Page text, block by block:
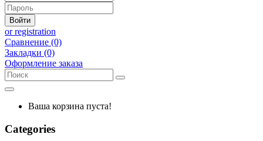
Войти
or registration
Сравнение (0)
Закладки (0)
Оформление заказа
Ваша корзина пуста!
Categories